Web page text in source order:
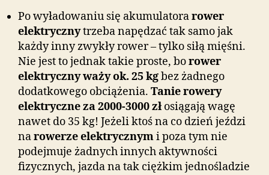
Po wyładowaniu się akumulatorarower
elektrycznytrzeba napędzać tak samo jak
każdy inny zwykły rower – tylko siłą mięśni.
Nie jest to jednak takie proste, borower
elektryczny waży ok. 25 kgbez żadnego
dodatkowego obciążenia. Tanie rowery
elektryczne za 2000-3000 zł osiągają wagę
nawet do 35 kg! Jeżeli ktoś na co dzień jeździ
narowerze elektrycznymi poza tym nie
podejmuje żadnych innych aktywności
fizycznych, jazda na tak ciężkim jednośladzie